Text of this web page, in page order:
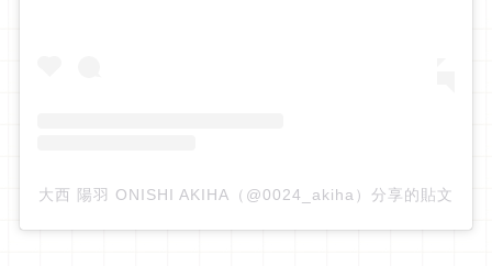
大西 陽羽 ONISHI AKIHA（@0024_akiha）分享的貼文